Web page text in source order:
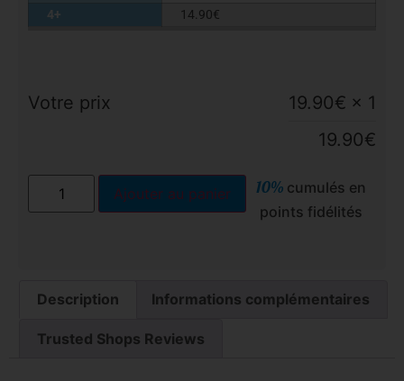
4+
14.90€
Votre prix 19.90€ × 1
19.90€
Ajouter au panier 10% cumulés en
points fidélités
Description Informations complémentaires
Trusted Shops Reviews